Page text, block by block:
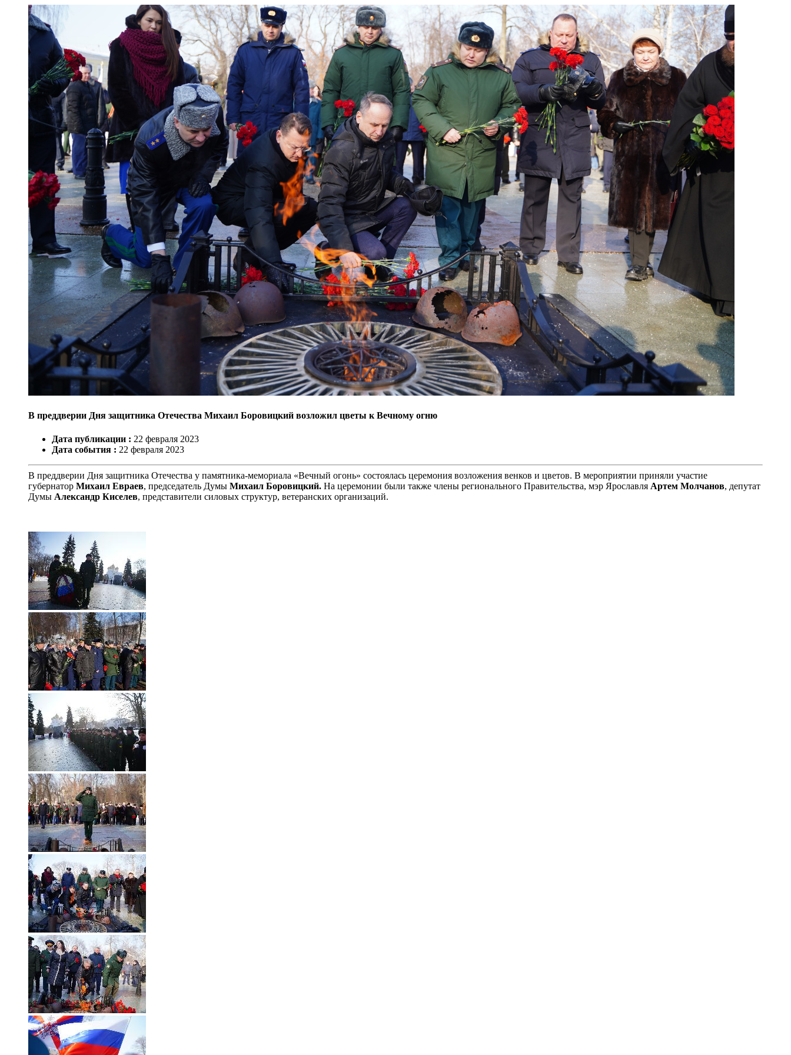
В преддверии Дня защитника Отечества Михаил Боровицкий возложил цветы к Вечному огню
Дата публикации : 22 февраля 2023
Дата события : 22 февраля 2023
В преддверии Дня защитника Отечества у памятника-мемориала «Вечный огонь» состоялась церемония возложения венков и цветов. В мероприятии приняли участие
губернатор Михаил Евраев, председатель Думы Михаил Боровицкий. На церемонии были также члены регионального Правительства, мэр Ярославля Артем Молчанов, депутат
Думы Александр Киселев, представители силовых структур, ветеранских организаций.